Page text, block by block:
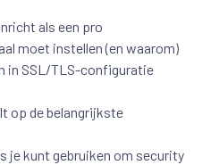
als een pro
moet instellen (en waarom)
in SSL/TLS-configuratie
op de belangrijkste
je kunt gebruiken om security